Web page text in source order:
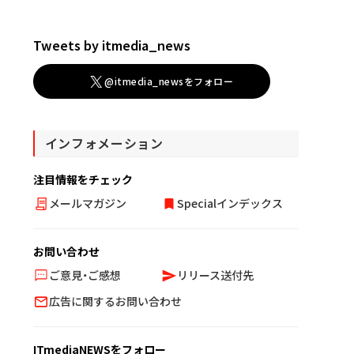
Tweets by itmedia_news
@itmedia_newsをフォロー
インフォメーション
注目情報をチェック
メールマガジン
Specialインデックス
お問い合わせ
ご意見・ご感想
リリース送付先
広告に関するお問い合わせ
ITmediaNEWSをフォロー